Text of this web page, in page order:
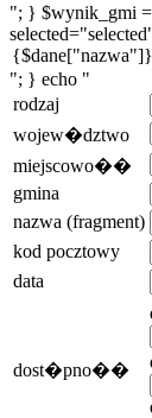
"; } $wynik_gmi
"; } echo "
rodzaj
wojew�dztwo
miejscowo��
gmina
nazwa (fragment)
kod pocztowy
data
dost�pno��